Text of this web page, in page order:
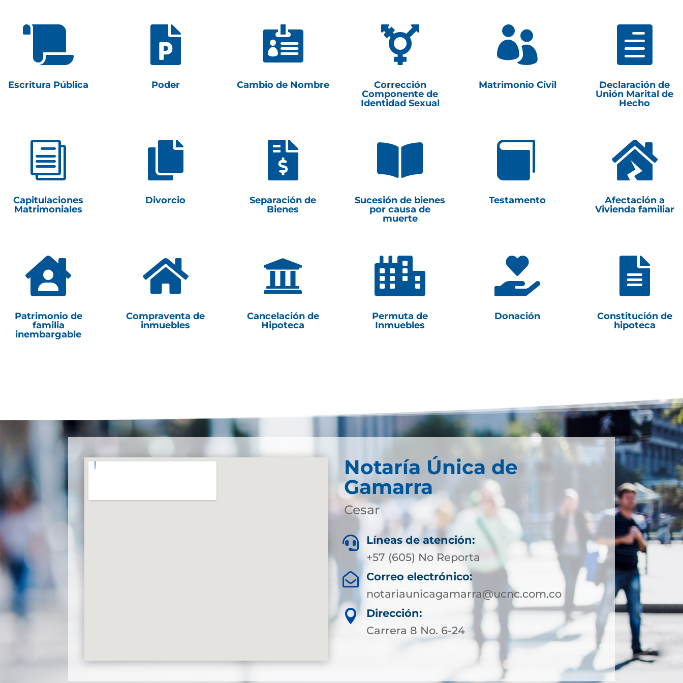

Escritura Pública

Poder

Cambio de Nombre

Corrección
Componente de
Identidad Sexual

Matrimonio Civil

Declaración de
Unión Marital de
Hecho
i
Capitulaciones
Matrimoniales

Divorcio

Separación de
Bienes

Sucesión de bienes
por causa de
muerte

Testamento

Afectación a
Vivienda familiar

Patrimonio de
familia
inembargable

Compraventa de
inmuebles

Cancelación de
Hipoteca

Permuta de
Inmuebles

Donación

Constitución de
hipoteca
Notaría Única de
Gamarra
Cesar

Líneas de atención:
+57 (605) No Reporta

Correo electrónico:
notariaunicagamarra@ucnc.com.co

Dirección:
Carrera 8 No. 6-24